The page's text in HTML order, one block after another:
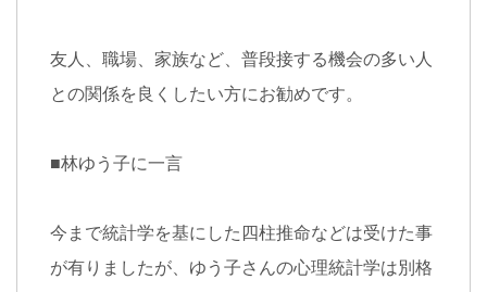
友人、職場、家族など、 普段接する機会の多い人
との関係を 良くしたい方にお勧めです。
■林ゆう子に一言
今まで統計学を基にした四柱推命などは受けた事
が有りましたが、 ゆう子さんの心理統計学は別格